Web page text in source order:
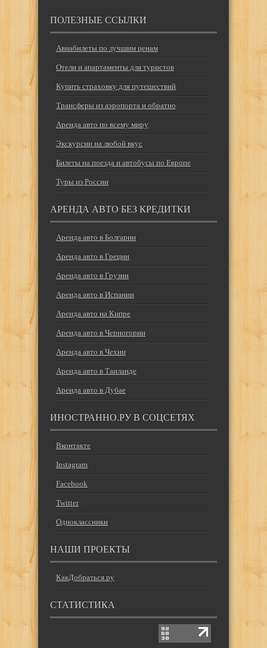
ПОЛЕЗНЫЕ ССЫЛКИ
Авиабилеты по лучшим ценам
Отели и апартаменты для туристов
Купить страховку для путешествий
Трансферы из аэропорта и обратно
Аренда авто по всему миру
Экскурсии на любой вкус
Билеты на поезда и автобусы по Европе
Туры из России
АРЕНДА АВТО БЕЗ КРЕДИТКИ
Аренда авто в Болгарии
Аренда авто в Греции
Аренда авто в Грузии
Аренда авто в Испании
Аренда авто на Кипре
Аренда авто в Черногории
Аренда авто в Чехии
Аренда авто в Таиланде
Аренда авто в Дубае
ИНОСТРАННО.РУ В СОЦСЕТЯХ
Вконтакте
Instagram
Facebook
Twitter
Одноклассники
НАШИ ПРОЕКТЫ
КакДобраться.ру
СТАТИСТИКА